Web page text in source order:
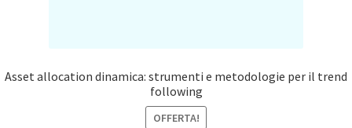
Asset allocation dinamica: strumenti e metodologie per il trend
following
OFFERTA!